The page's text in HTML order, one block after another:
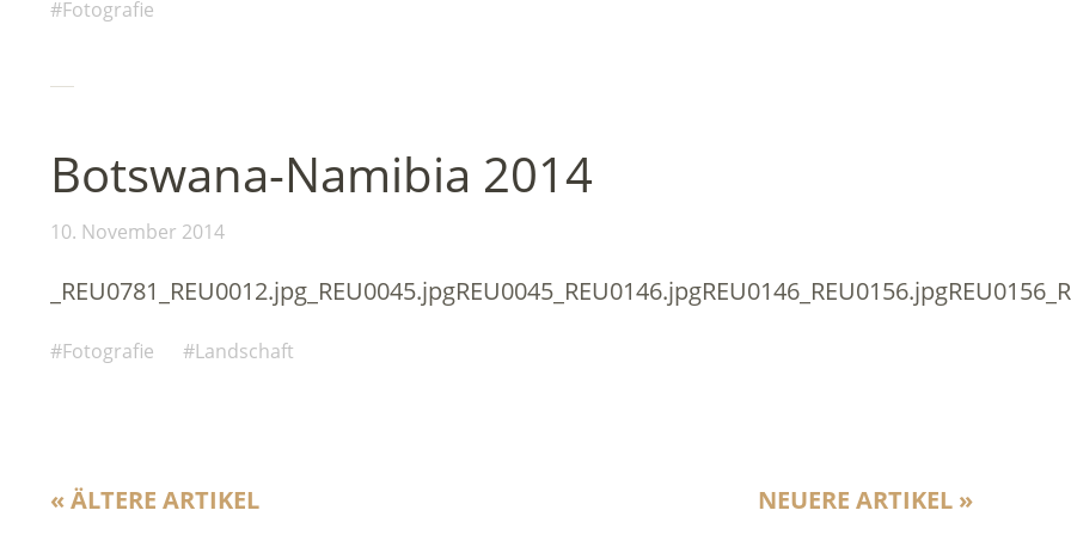
Fotografie
Botswana-Namibia 2014
10. November 2014
Fotografie Landschaft
« ÄLTERE ARTIKEL NEUERE ARTIKEL »